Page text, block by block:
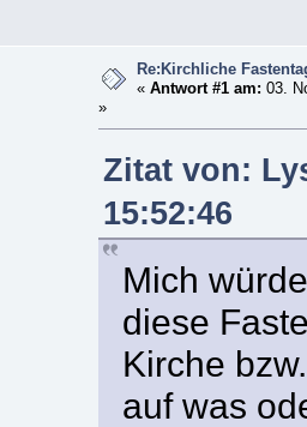
Re:Kirchliche
«Antwort #1 am: 03.
»
Zitat von:
15:52:46
Mich
diese
Kirche
auf was